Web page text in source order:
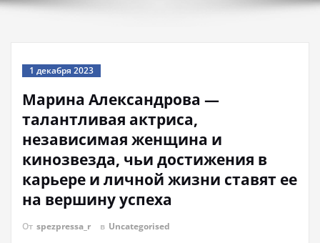
1 декабря 2023
Марина Александрова —
талантливая актриса,
независимая женщина и
кинозвезда, чьи достижения в
карьере и личной жизни ставят ее
на вершину успеха
От spezpressa_r в Uncategorised